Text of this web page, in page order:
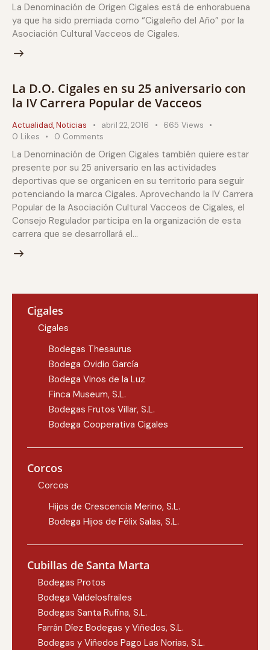
La Denominación de Origen Cigales está de enhorabuena
ya que ha sido premiada como “Cigaleño del Año” por la
Asociación Cultural Vacceos de Cigales.
La D.O. Cigales en su 25 aniversario con
la IV Carrera Popular de Vacceos
Actualidad,Noticias abril 22, 2016 665 Views
0 Likes 0 Comments
La Denominación de Origen Cigales también quiere estar
presente por su 25 aniversario en las actividades
deportivas que se organicen en su territorio para seguir
potenciando la marca Cigales. Aprovechando la IV Carrera
Popular de la Asociación Cultural Vacceos de Cigales, el
Consejo Regulador participa en la organización de esta
carrera que se desarrollará el…
Cigales
Cigales
Bodegas Thesaurus
Bodega Ovidio García
Bodega Vinos de la Luz
Finca Museum, S.L.
Bodegas Frutos Villar, S.L.
Bodega Cooperativa Cigales
Corcos
Corcos
Hijos de Crescencia Merino, S.L.
Bodega Hijos de Félix Salas, S.L.
Cubillas de Santa Marta
Bodegas Protos
Bodega Valdelosfrailes
Bodegas Santa Rufina, S.L.
Farrán Díez Bodegas y Viñedos, S.L.
Bodegas y Viñedos Pago Las Norias, S.L.